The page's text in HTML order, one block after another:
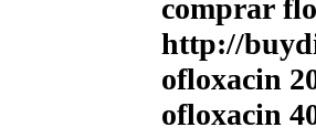
comprar
http://
ofloxacin
ofloxacin